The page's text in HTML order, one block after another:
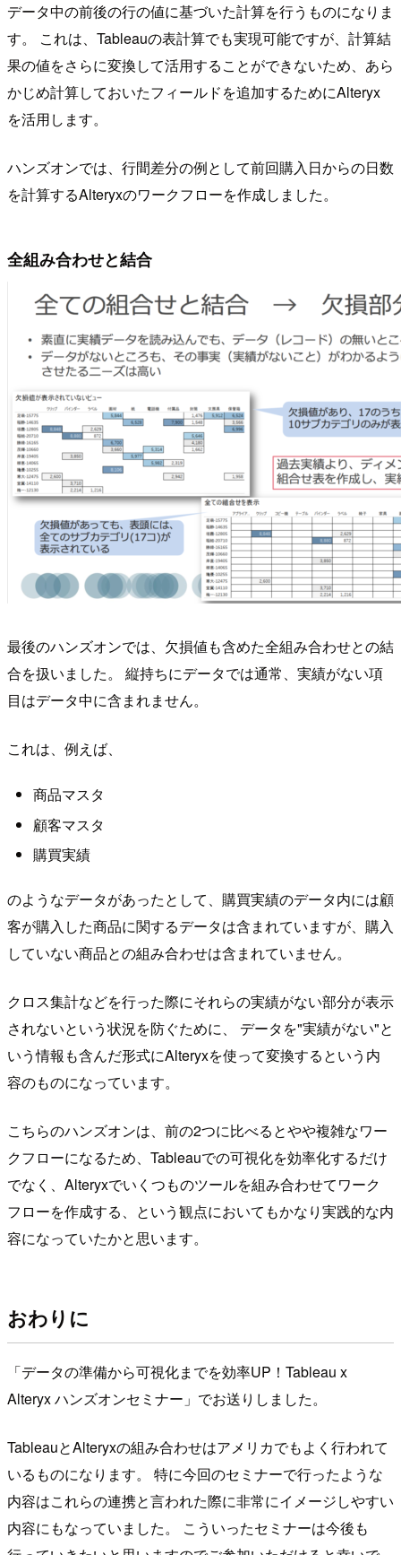
データ中の前後の行の値に基づいた計算を行うものになりま
す。 これは、Tableauの表計算でも実現可能ですが、計算結
果の値をさらに変換して活用することができないため、あら
かじめ計算しておいたフィールドを追加するためにAlteryx
を活用します。
ハンズオンでは、行間差分の例として前回購入日からの日数
を計算するAlteryxのワークフローを作成しました。
全組み合わせと結合
最後のハンズオンでは、欠損値も含めた全組み合わせとの結
合を扱いました。 縦持ちにデータでは通常、実績がない項
目はデータ中に含まれません。
これは、例えば、
商品マスタ
顧客マスタ
購買実績
のようなデータがあったとして、購買実績のデータ内には顧
客が購入した商品に関するデータは含まれていますが、購入
していない商品との組み合わせは含まれていません。
クロス集計などを行った際にそれらの実績がない部分が表示
されないという状況を防ぐために、 データを"実績がない"と
いう情報も含んだ形式にAlteryxを使って変換するという内
容のものになっています。
こちらのハンズオンは、前の2つに比べるとやや複雑なワー
クフローになるため、Tableauでの可視化を効率化するだけ
でなく、Alteryxでいくつものツールを組み合わせてワーク
フローを作成する、という観点においてもかなり実践的な内
容になっていたかと思います。
おわりに
「データの準備から可視化までを効率UP！Tableau x
Alteryx ハンズオンセミナー」でお送りしました。
TableauとAlteryxの組み合わせはアメリカでもよく行われて
いるものになります。 特に今回のセミナーで行ったような
内容はこれらの連携と言われた際に非常にイメージしやすい
内容にもなっていました。 こういったセミナーは今後も